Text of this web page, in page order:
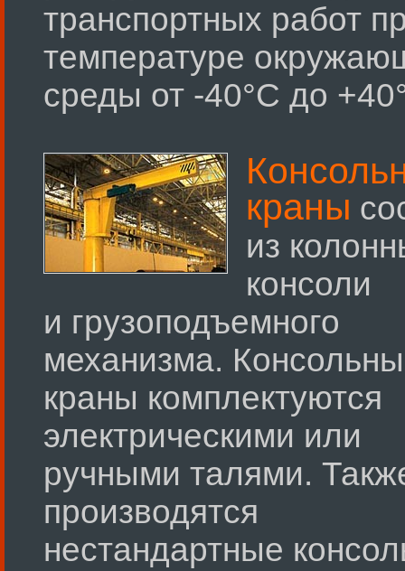
транспортных работ
температуре
среды от -40°С до
краны
из
консоли
и грузоподъемного
механизма.
краны комплектуются
электрическими или
ручными талями.
производятся
нестандартные